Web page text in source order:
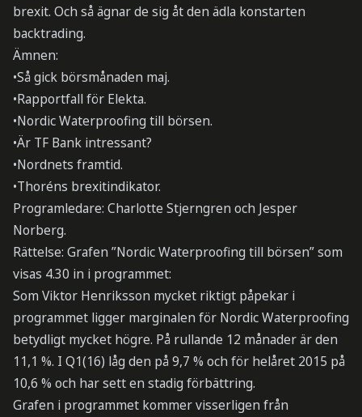
brexit. Och så ägnar de sig åt den ädla konstarten
backtrading.
Ämnen:
•Så gick börsmånaden maj.
•Rapportfall för Elekta.
•Nordic Waterproofing till börsen.
•Är TF Bank intressant?
•Nordnets framtid.
•Thoréns brexitindikator.
Programledare: Charlotte Stjerngren och Jesper
Norberg.
Rättelse: Grafen ”Nordic Waterproofing till börsen” som
visas 4.30 in i programmet:
Som Viktor Henriksson mycket riktigt påpekar i
programmet ligger marginalen för Nordic Waterproofing
betydligt mycket högre. På rullande 12 månader är den
11,1 %. I Q1(16) låg den på 9,7 % och för helåret 2015 på
10,6 % och har sett en stadig förbättring.
Grafen i programmet kommer visserligen från